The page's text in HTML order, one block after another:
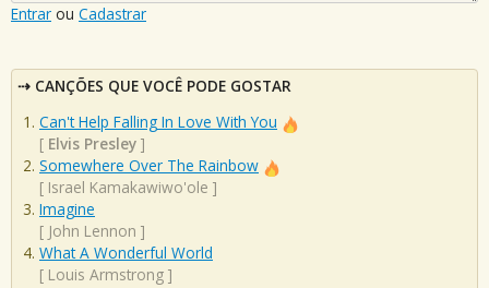
Entrar ou Cadastrar
CANÇÕES QUE VOCÊ PODE GOSTAR
Can't Help Falling In Love With You
[ Elvis Presley ]
Somewhere Over The Rainbow
[ Israel Kamakawiwo'ole ]
Imagine
[ John Lennon ]
What A Wonderful World
[ Louis Armstrong ]